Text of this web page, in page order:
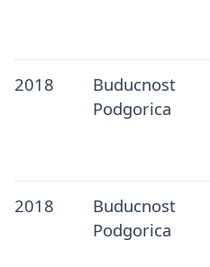
2018
Buducnost
Podgorica
2018
Buducnost
Podgorica